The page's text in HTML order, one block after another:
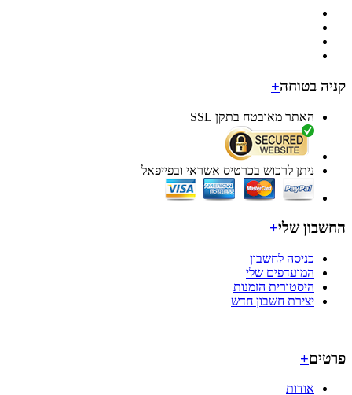
+
האתר מאובטח בתקן SSL
ניתן לרכוש בכרטיס אשראי ובפייפאל
שלי+
כניסה לחשבון
המועדפים שלי
היסטורית הזמנות
יצירת חשבון חדש
+
אודות